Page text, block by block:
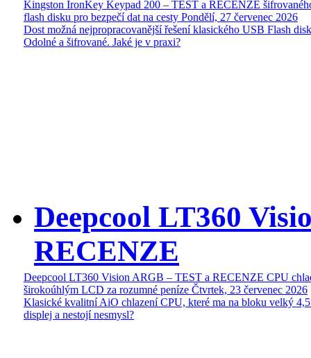
Kingston IronKey Keypad 200 – TEST a RECENZE
flash disku pro bezpečí dat na cesty Pondělí, 27 červenec 2026
Dost možná nejpropracovanější řešení klasického USB Flash
Odolné a šifrované. Jaké je v praxi?
Deepcool LT360
RECENZE
Deepcool LT360 Vision ARGB – TEST a RECENZE CPU
širokoúhlým LCD za rozumné peníze Čtvrtek, 23 červenec 2026
Klasické kvalitní AiO chlazení CPU, které ma na bloku velký
displej a nestojí nesmysl?